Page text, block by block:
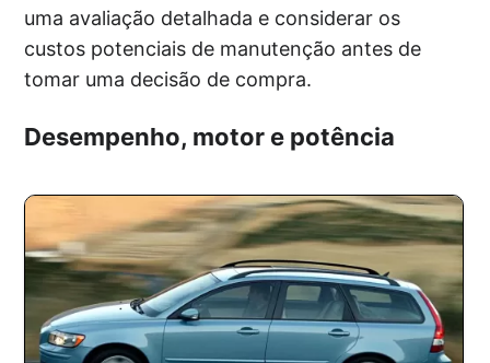
uma avaliação detalhada e considerar os
custos potenciais de manutenção antes de
tomar uma decisão de compra.
Desempenho, motor e potência